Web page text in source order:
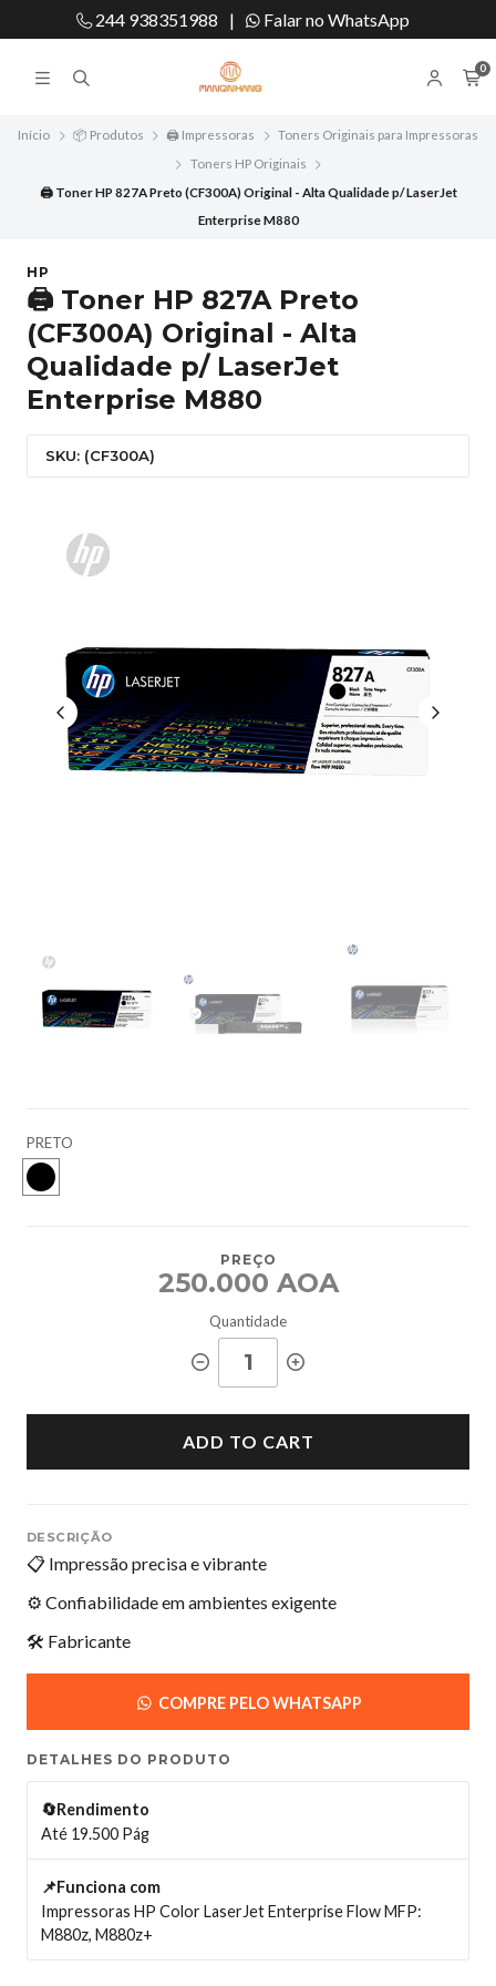
244 938351988 | Falar no WhatsApp
0
Início 📦 Produtos 🖨️ Impressoras
Toners Originais para Impressoras
Toners HP Originais
🖨️ Toner HP 827A Preto (CF300A) Original - Alta Qualidade p/ LaserJet
Enterprise M880
HP
🖨️ Toner HP 827A Preto
(CF300A) Original - Alta
Qualidade p/ LaserJet
Enterprise M880
SKU: (CF300A)
PRETO
PREÇO
250.000 AOA
Quantidade
ADD TO CART
DESCRIÇÃO
📋 Impressão precisa e vibrante
⚙️ Confiabilidade em ambientes exigente
🛠️ Fabricante
COMPRE PELO WHATSAPP
DETALHES DO PRODUTO
🔄Rendimento
Até 19.500 Pág
📌Funciona com
Impressoras HP Color LaserJet Enterprise Flow MFP:
M880z, M880z+